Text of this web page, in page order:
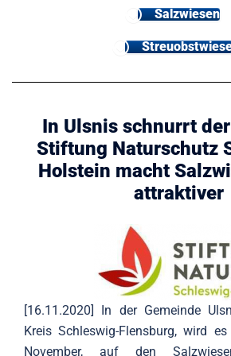
Salzwiesen
In Ulsnis schnurrt
Stiftung Naturschutz
Holstein macht
attraktiver
[16.11.2020] In der Gemeinde
Kreis Schleswig-Flensburg, wird
November, auf den